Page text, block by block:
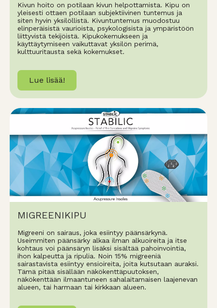
Kivun hoito on potilaan kivun helpottamista. Kipu on
yleisesti ottaen potilaan subjektiivinen tuntemus ja
siten hyvin yksilöllistä. Kivuntuntemus muodostuu
elinperäisistä vaurioista, psykologisista ja ympäristöön
liittyvistä tekijöistä. Kipukokemukseen ja
käyttäytymiseen vaikuttavat yksilön perimä,
kulttuuritausta sekä kokemukset.
Lue lisää!
MIGREENIKIPU
Migreeni on sairaus, joka esiintyy päänsärkynä.
Useimmiten päänsärky alkaa ilman alkuoireita ja itse
kohtaus voi päänsäryn lisäksi sisältää pahoinvointia,
ihon kalpeutta ja ripulia. Noin 15% migreeniä
sairastavista esiintyy ensioireita, joita kutsutaan auraksi.
Tämä pitää sisällään näkökenttäpuutoksen,
näkökenttään ilmaantuneen sahalaitamaisen laajenevan
alueen, tai harmaan tai kirkkaan alueen.